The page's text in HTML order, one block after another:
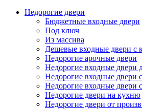
Недорогие двери
Бюджетные входные двери
Под ключ
Из массива
Дешевые входные двери с
Недорогие арочные двери
Недорогие входные двери
Недорогие входные двери
Недорогие входные двери
Недорогие двери на кухню
Недорогие двери от